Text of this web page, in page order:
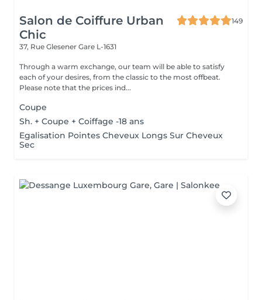
Salon de Coiffure Urban
Chic
149
37, Rue Glesener Gare L-1631
Through a warm exchange, our team will be able to satisfy
each of your desires, from the classic to the most offbeat.
Please note that the prices ind...
Coupe
Sh. + Coupe + Coiffage -18 ans
Egalisation Pointes Cheveux Longs Sur Cheveux
Sec